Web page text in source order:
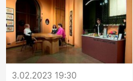
3.02.2023 19:30